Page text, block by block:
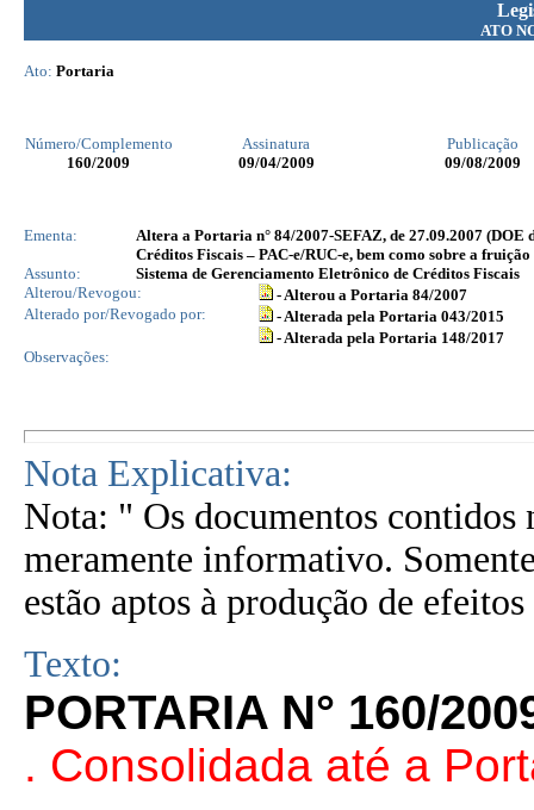
ATO
Ato: Portaria
Número/Complemento Assinatura
Publicação
160/2009 09/04/2009 09/08/2009
Ementa:
Altera a Portaria n° 84/2007-SEFAZ, de 27.09.2007 (DOE
Créditos Fiscais – PAC-e/RUC-e, bem como sobre a
Assunto:
Sistema de Gerenciamento Eletrônico de Créditos Fiscais
Alterou/Revogou:
- Alterou a Portaria 84/2007
Alterado por/Revogado por:
- Alterada pela Portaria 043/2015
- Alterada pela Portaria 148/2017
Observações:
Nota Explicativa:
Nota: " Os documentos contidos
meramente informativo.
estão aptos à produção de
Texto:
PORTARIA N° 160/
. Consolidada até a